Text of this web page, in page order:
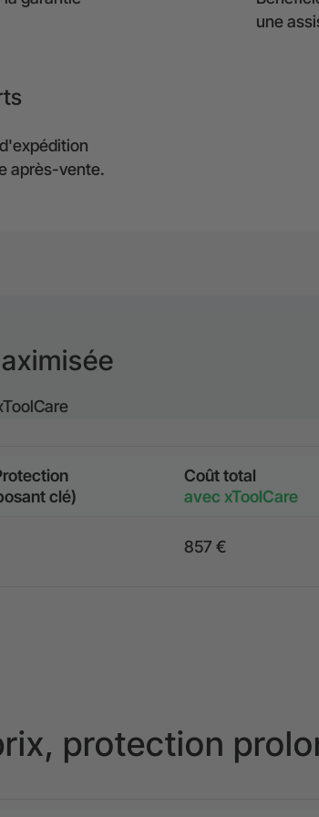
une
après-vente.
clé)
Coût total
avec xToolCare
857 €
protection